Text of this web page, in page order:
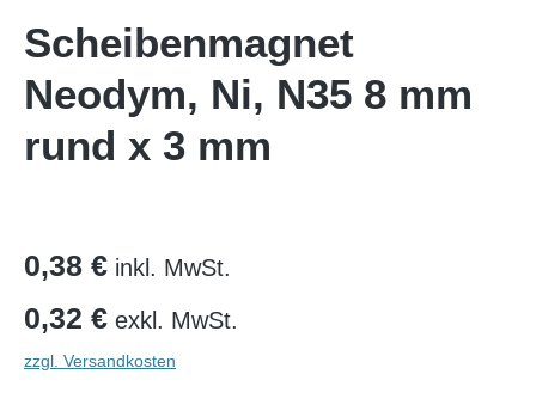
Scheibenmagnet
Neodym, Ni, N35 8 mm
rund x 3 mm
0,38 € inkl. MwSt.
0,32 € exkl. MwSt.
zzgl. Versandkosten